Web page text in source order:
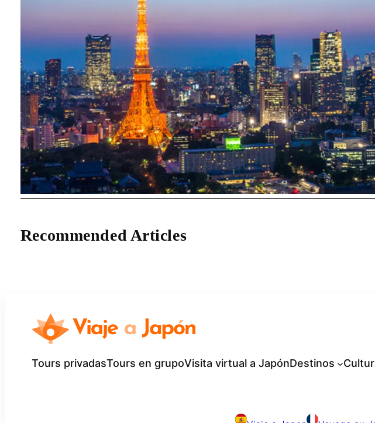
Recommended Articles
Tours privadasTours en grupoVisita virtual a JapónDestinos